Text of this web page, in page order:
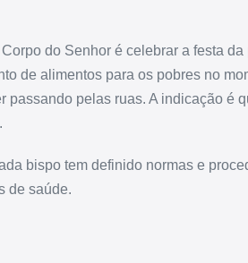
do Senhor é celebrar a festa da
de alimentos para os pobres no
passando pelas ruas. A indicação é
bispo tem definido normas e
de saúde.